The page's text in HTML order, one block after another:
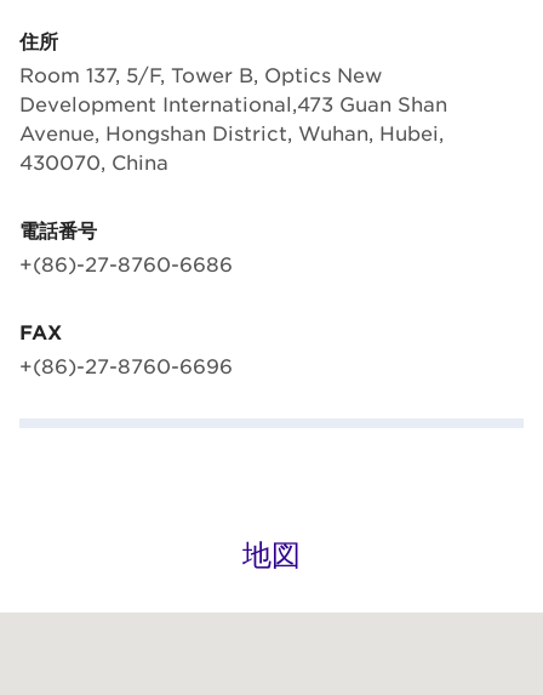
住所
Room 137, 5/F, Tower B, Optics New
Development International,473 Guan Shan
Avenue, Hongshan District, Wuhan, Hubei,
430070, China
電話番号
+(86)-27-8760-6686
FAX
+(86)-27-8760-6696
地図